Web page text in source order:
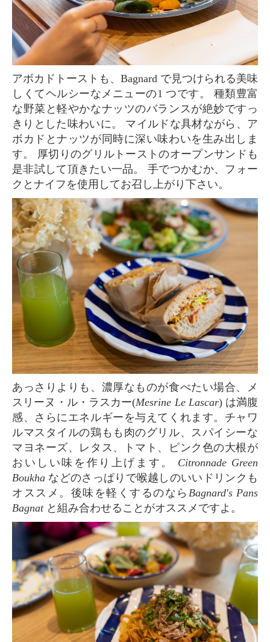
アボカドトーストも、Bagnard で見つけられる美味
しくてヘルシーなメニューの1 つです。 種類豊富
な野菜と軽やかなナッツのバランスが絶妙ですっ
きりとした味わいに。 マイルドな具材ながら、ア
ボカドとナッツが同時に深い味わいを生み出しま
す。 厚切りのグリルトーストのオープンサンドも
是非試して頂きたい一品。 手でつかむか、フォー
クとナイフを使用してお召し上がり下さい。
あっさりよりも、濃厚なものが食べたい場合、メ
スリーヌ・ル・ラスカー(Mesrine Le Lascar) は満腹
感、さらにエネルギーを与えてくれます。チャワ
ルマスタイルの鶏もも肉のグリル、スパイシーな
マヨネーズ、レタス、トマト、ピンク色の大根が
おいしい味を作り上げます。 Citronnade Green
Boukha などのさっぱりで喉越しのいいドリンクも
オススメ。後味を軽くするのなら Bagnard's Pans
Bagnatと組み合わせることがオススメですよ。